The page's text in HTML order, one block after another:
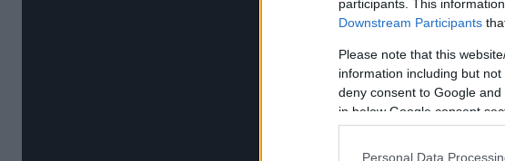
participants. This
Downstream Participants
Please note that this
information including but
deny consent to Google
in below Google consent
Personal Data